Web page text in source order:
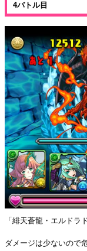
4バトル目
「緋天蒼龍・エルドラ
ダメージは少ないので